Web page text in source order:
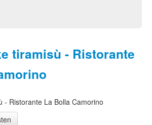
tiramisù - Ristorante
- Ristorante La Bolla Camorino